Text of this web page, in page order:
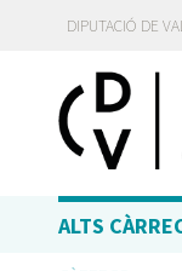
DIPUTACIÓ DE
ALTS